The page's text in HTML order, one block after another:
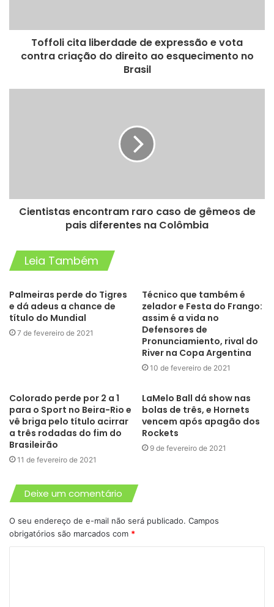
Paige VanZant, que chegou a ser uma grande aposta do
UFC, foi desligada da companhia depois de três derrotas
brasileira Amanda Ribas, em julho de 2020. Seu cartel no
MMA, aos 26 anos, é de oito vitórias e cinco derrotas.
Agora, ela faz a estreia na nova modalidade.
Britain Hart, 31 anos, fará sua quarta luta no BKFC. Em
Em abril de 2019, nova derrota, agora para Christine Ferea.
Em novembro passado, venceu Randine Elkholm.
Globo Esporte
Toffoli cita liberdade de expressão e vota
contra criação do direito ao esquecimento no
Brasil
Cientistas encontram raro caso de gêmeos de
pais diferentes na Colômbia
Leia Também
Palmeiras perde do Tigres
e dá adeus a chance de
título do Mundial
7 de fevereiro de 2021
Técnico que também é
zelador e Festa do Frango:
assim é a vida no
Defensores de
Pronunciamiento, rival do
River na Copa Argentina
10 de fevereiro de 2021
Colorado perde por 2 a 1
para o Sport no Beira-Rio e
vê briga pelo título acirrar
a três rodadas do fim do
Brasileirão
11 de fevereiro de 2021
LaMelo Ball dá show nas
bolas de três, e Hornets
vencem após apagão dos
Rockets
9 de fevereiro de 2021
Deixe um comentário
O seu endereço de e-mail não será publicado. Campos
obrigatórios são marcados com *